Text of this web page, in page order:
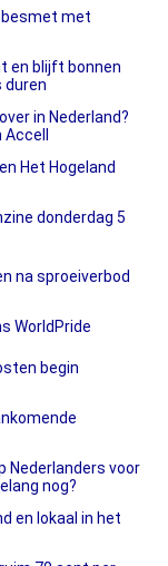
besmet met
en blijft bonnen
duren
in Nederland?
Het Hogeland
donderdag 5
na sproeiverbod
WorldPride
begin
Nederlanders voor
nog?
en lokaal in het